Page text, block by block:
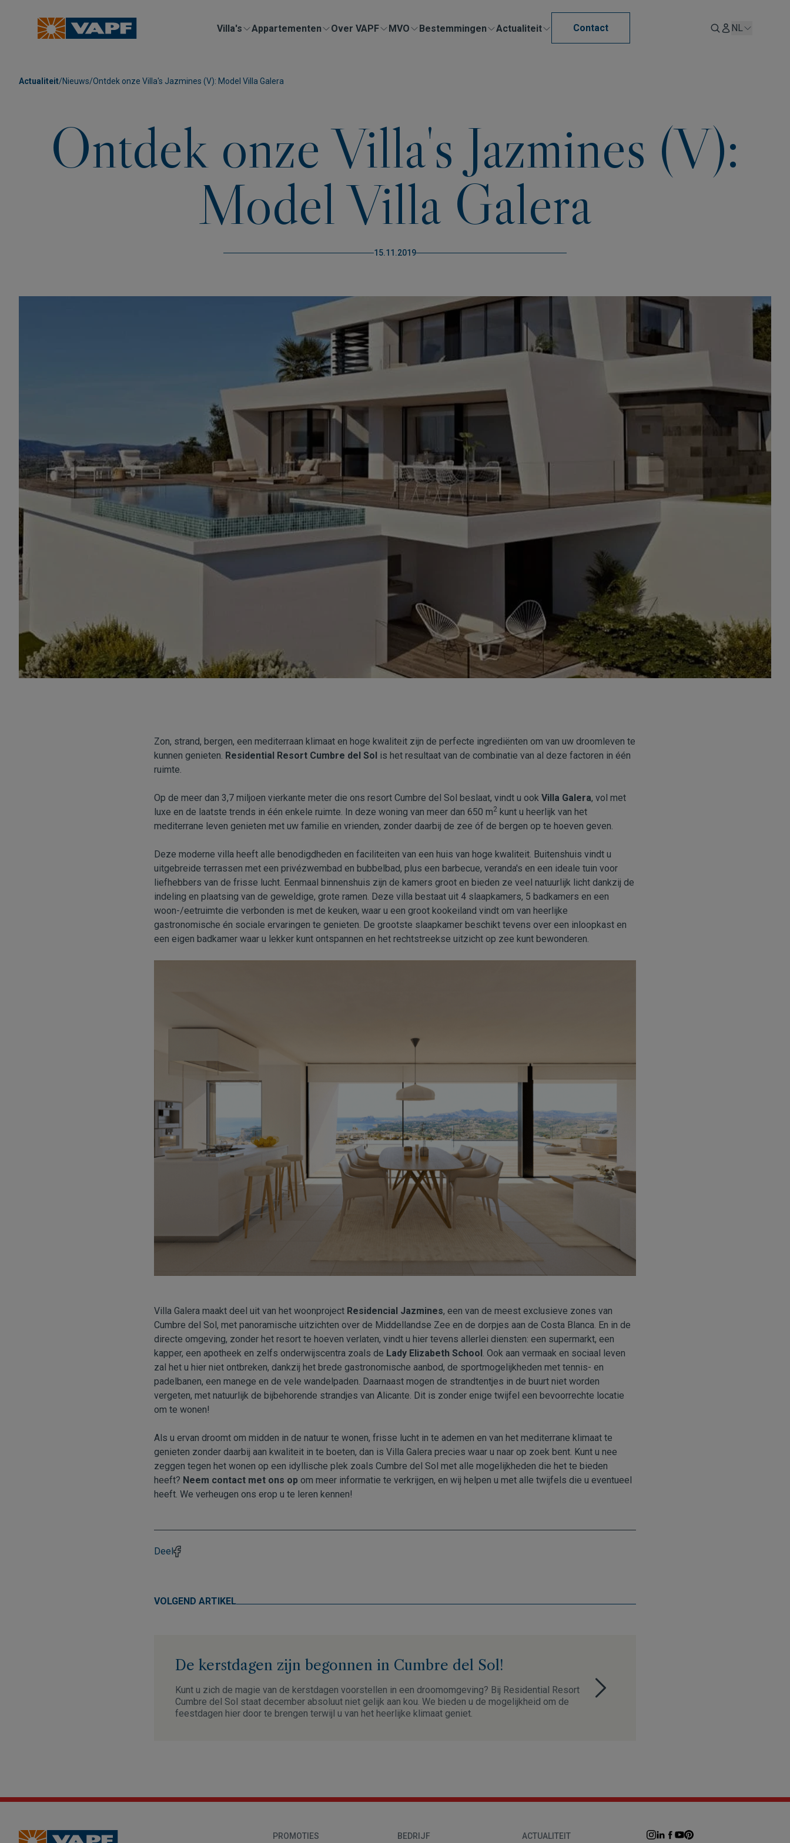
Villa's Appartementen Over VAPF MVO Bestemmingen Actualiteit Contact NL
Actualiteit/Nieuws/Ontdek onze Villa's Jazmines (V): Model Villa Galera
Ontdek onze Villa's Jazmines (V):
Model Villa Galera
15.11.2019
Zon, strand, bergen, een mediterraan klimaat en hoge kwaliteit zijn de perfecte ingrediënten om van uw droomleven te
kunnen genieten. Residential Resort Cumbre del Sol is het resultaat van de combinatie van al deze factoren in één
ruimte.
Op de meer dan 3,7 miljoen vierkante meter die ons resort Cumbre del Sol beslaat, vindt u ook Villa Galera, vol met
luxe en de laatste trends in één enkele ruimte. In deze woning van meer dan 650 m2 kunt u heerlijk van het
mediterrane leven genieten met uw familie en vrienden, zonder daarbij de zee óf de bergen op te hoeven geven.
Deze moderne villa heeft alle benodigdheden en faciliteiten van een huis van hoge kwaliteit. Buitenshuis vindt u
uitgebreide terrassen met een privézwembad en bubbelbad, plus een barbecue, veranda's en een ideale tuin voor
liefhebbers van de frisse lucht. Eenmaal binnenshuis zijn de kamers groot en bieden ze veel natuurlijk licht dankzij de
indeling en plaatsing van de geweldige, grote ramen. Deze villa bestaat uit 4 slaapkamers, 5 badkamers en een
woon-/eetruimte die verbonden is met de keuken, waar u een groot kookeiland vindt om van heerlijke
gastronomische én sociale ervaringen te genieten. De grootste slaapkamer beschikt tevens over een inloopkast en
een eigen badkamer waar u lekker kunt ontspannen en het rechtstreekse uitzicht op zee kunt bewonderen.
Villa Galera maakt deel uit van het woonproject Residencial Jazmines, een van de meest exclusieve zones van
Cumbre del Sol, met panoramische uitzichten over de Middellandse Zee en de dorpjes aan de Costa Blanca. En in de
directe omgeving, zonder het resort te hoeven verlaten, vindt u hier tevens allerlei diensten: een supermarkt, een
kapper, een apotheek en zelfs onderwijscentra zoals de Lady Elizabeth School . Ook aan vermaak en sociaal leven
zal het u hier niet ontbreken, dankzij het brede gastronomische aanbod, de sportmogelijkheden met tennis- en
padelbanen, een manege en de vele wandelpaden. Daarnaast mogen de strandtentjes in de buurt niet worden
vergeten, met natuurlijk de bijbehorende strandjes van Alicante. Dit is zonder enige twijfel een bevoorrechte locatie
om te wonen!
Als u ervan droomt om midden in de natuur te wonen, frisse lucht in te ademen en van het mediterrane klimaat te
genieten zonder daarbij aan kwaliteit in te boeten, dan is Villa Galera precies waar u naar op zoek bent. Kunt u nee
zeggen tegen het wonen op een idyllische plek zoals Cumbre del Sol met alle mogelijkheden die het te bieden
heeft? Neem contact met ons op om meer informatie te verkrijgen, en wij helpen u met alle twijfels die u eventueel
heeft. We verheugen ons erop u te leren kennen!
Deel
VOLGEND ARTIKEL
De kerstdagen zijn begonnen in Cumbre del Sol!
Kunt u zich de magie van de kerstdagen voorstellen in een droomomgeving? Bij Residential Resort
Cumbre del Sol staat december absoluut niet gelijk aan kou. We bieden u de mogelijkheid om de
feestdagen hier door te brengen terwijl u van het heerlijke klimaat geniet.
PROMOTIES BEDRIJF ACTUALITEIT